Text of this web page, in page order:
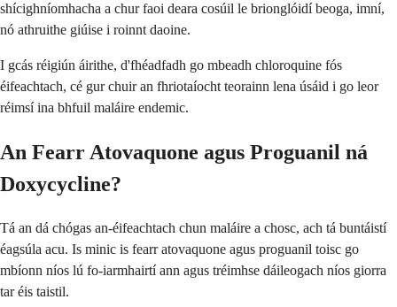
shícighníomhacha a chur faoi deara cosúil le brionglóidí beoga, imní,
nó athruithe giúise i roinnt daoine.
I gcás réigiún áirithe, d'fhéadfadh go mbeadh chloroquine fós
éifeachtach, cé gur chuir an fhriotaíocht teorainn lena úsáid i go leor
réimsí ina bhfuil maláire endemic.
An Fearr Atovaquone agus Proguanil ná
Doxycycline?
Tá an dá chógas an-éifeachtach chun maláire a chosc, ach tá buntáistí
éagsúla acu. Is minic is fearr atovaquone agus proguanil toisc go
mbíonn níos lú fo-iarmhairtí ann agus tréimhse dáileogach níos giorra
tar éis taistil.